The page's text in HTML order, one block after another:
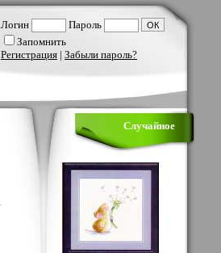
Логин
Пароль
Запомнить
Регистрация | Забыли пароль?
Случайное